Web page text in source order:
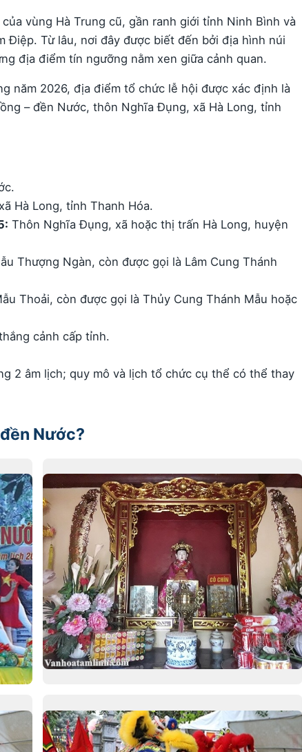
vùng Hà Trung cũ, gần ranh giới tỉnh Ninh Bình và
Điệp. Từ lâu, nơi đây được biết đến bởi địa hình núi
địa điểm tín ngưỡng nằm xen giữa cảnh quan.
năm 2026, địa điểm tổ chức lễ hội được xác định là
– đền Nước, thôn Nghĩa Đụng, xã Hà Long, tỉnh
Hà Long, tỉnh Thanh Hóa.
Thôn Nghĩa Đụng, xã hoặc thị trấn Hà Long, huyện
Thượng Ngàn, còn được gọi là Lâm Cung Thánh
Thoải, còn được gọi là Thủy Cung Thánh Mẫu hoặc
cảnh cấp tỉnh.
2 âm lịch; quy mô và lịch tổ chức cụ thể có thể thay
Nước?